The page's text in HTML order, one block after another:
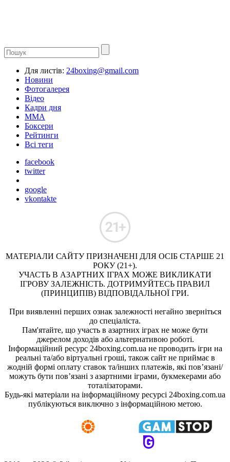
Для листів: 24boxing@gmail.com
Новини
Фотогалерея
Відео
Кадри дня
ММА
Боксери
Рейтинги
Всі теги
facebook
twitter
google
vkontakte
МАТЕРІАЛИ САЙТУ ПРИЗНАЧЕНІ ДЛЯ ОСІБ СТАРШЕ 21
РОКУ (21+).
УЧАСТЬ В АЗАРТНИХ ІГРАХ МОЖЕ ВИКЛИКАТИ
ІГРОВУ ЗАЛЕЖНІСТЬ. ДОТРИМУЙТЕСЬ ПРАВИЛ
(ПРИНЦИПІВ) ВІДПОВІДАЛЬНОЇ ГРИ.
При виявленні перших ознак залежності негайно зверніться
до спеціаліста.
Пам'ятайте, що участь в азартних іграх не може бути
джерелом доходів або альтернативою роботі.
Інформаційний ресурс 24boxing.com.ua не проводить ігри на
реальні та/або віртуальні гроші, також сайт не приймає в
жодній формі оплату ставок та/інших платежів, які пов’язані/
можуть бути пов’язані з азартними іграми, букмекерами або
тоталізаторами.
Будь-які матеріали на інформаційному ресурсі 24boxing.com.ua
публікуються виключно з інформаційною метою.